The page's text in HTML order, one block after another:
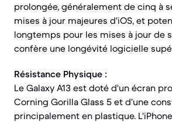
prolongée, généralement de cinq à
mises à jour majeures d'iOS, et
longtemps pour les mises à jour de
confère une longévité logicielle
Résistance Physique :
Le Galaxy A13 est doté d'un écran
Corning Gorilla Glass 5 et d'une
principalement en plastique.